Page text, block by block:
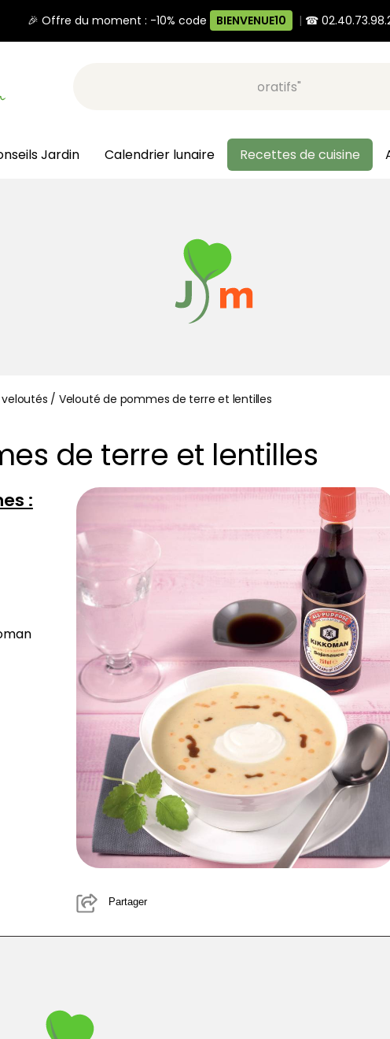
🎉 Offre du moment : -10% code BIENVENUE10 | ☎
Recherche, ex: "pots décoratifs"
Jardin Calendrier lunaire Recettes de cuisine
/ Velouté de pommes de terre et lentilles
de terre et lentilles
Partager
: